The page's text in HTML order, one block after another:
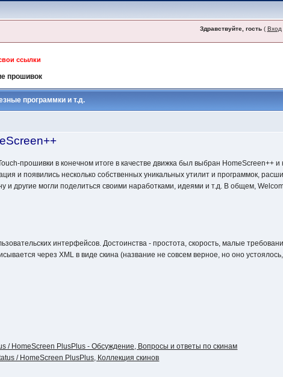
Здравствуйте, гость( Вход
ссылки
прошивок
программки и т.д.
прошивки в конечном итоге в качестве движка был выбран HomeScreen++
и появились несколько собственных уникальных утилит и программок,
и другие могли поделиться своими наработками, идеями и т.д. В общем,
интерфейсов. Достоинства - простота, скорость, малые
через XML в виде скина (название не совсем верное, но оно
/ HomeScreen PlusPlus - Обсуждение, Вопросы и ответы по скинам
/ HomeScreen PlusPlus, Коллекция скинов